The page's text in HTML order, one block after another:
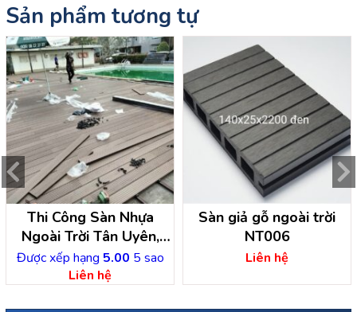
Sản phẩm tương tự
Thi Công Sàn Nhựa
Ngoài Trời Tân Uyên,
Bình Dương
Được xếp hạng 5.00 5 sao
Liên hệ
Sàn giả gỗ ngoài trời
NT006
Liên hệ